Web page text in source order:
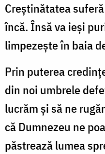
Creştinătatea
încă. Însă va ieşi
limpezeşte în baia
Prin puterea
din noi umbrele
lucrăm şi să ne
că Dumnezeu ne
păstrează lumea